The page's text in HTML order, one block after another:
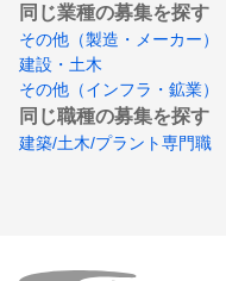
同じ業種の募集を探す
その他（製造・メーカー）
建設・土木
その他（インフラ・鉱業）
同じ職種の募集を探す
建築/土木/プラント専門職